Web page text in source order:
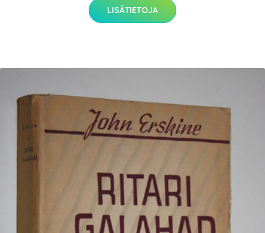
LISÄTIETOJA